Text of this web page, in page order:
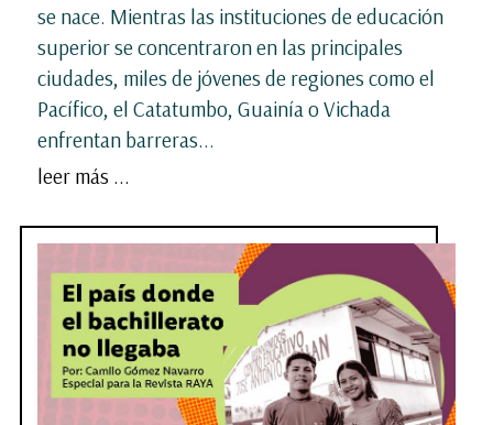
se nace. Mientras las instituciones de educación
superior se concentraron en las principales
ciudades, miles de jóvenes de regiones como el
Pacífico, el Catatumbo, Guainía o Vichada
enfrentan barreras...
leer más ...